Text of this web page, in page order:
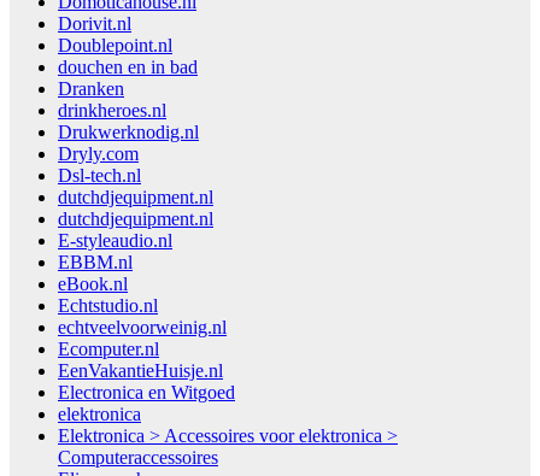
Dorivit.nl
Doublepoint.nl
douchen en in bad
Dranken
drinkheroes.nl
Drukwerknodig.nl
Dryly.com
Dsl-tech.nl
dutchdjequipment.nl
dutchdjequipment.nl
E-styleaudio.nl
EBBM.nl
eBook.nl
Echtstudio.nl
echtveelvoorweinig.nl
Ecomputer.nl
EenVakantieHuisje.nl
Electronica en Witgoed
elektronica
Elektronica > Accessoires voor elektronica >
Computeraccessoires